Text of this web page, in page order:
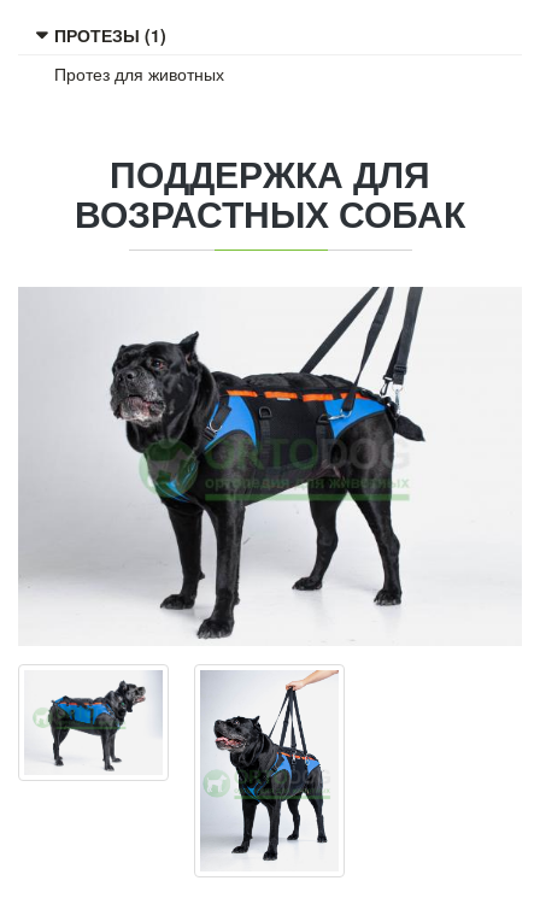
ПРОТЕЗЫ (1)
Протез для животных
ПОДДЕРЖКА ДЛЯ
ВОЗРАСТНЫХ СОБАК